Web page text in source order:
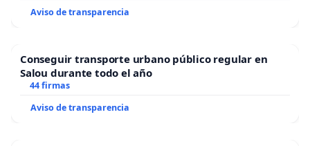
Aviso de transparencia
Conseguir transporte urbano público regular en
Salou durante todo el año
44 firmas
Aviso de transparencia